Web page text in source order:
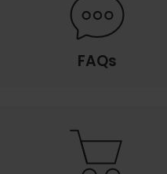
FAQs